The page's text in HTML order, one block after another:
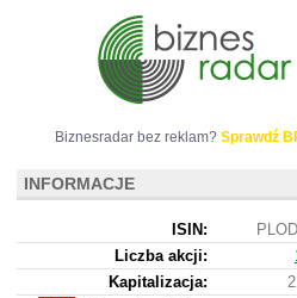
Biznesradar bez reklam? Sprawdź
INFORMACJE
ISIN:
Liczba akcji:
Kapitalizacja: